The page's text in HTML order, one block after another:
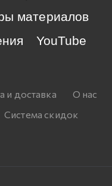
материалов
YouTube
и доставка
О нас
Система скидок